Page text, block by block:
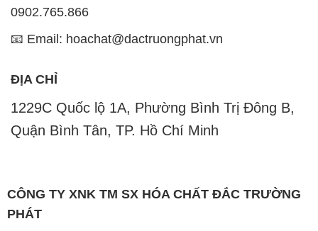
0902.765.866
📧 Email: hoachat@dactruongphat.vn
ĐỊA CHỈ
1229C Quốc lộ 1A, Phường Bình Trị Đông B,
Quận Bình Tân, TP. Hồ Chí Minh
CÔNG TY XNK TM SX HÓA CHẤT ĐẮC TRƯỜNG
PHÁT